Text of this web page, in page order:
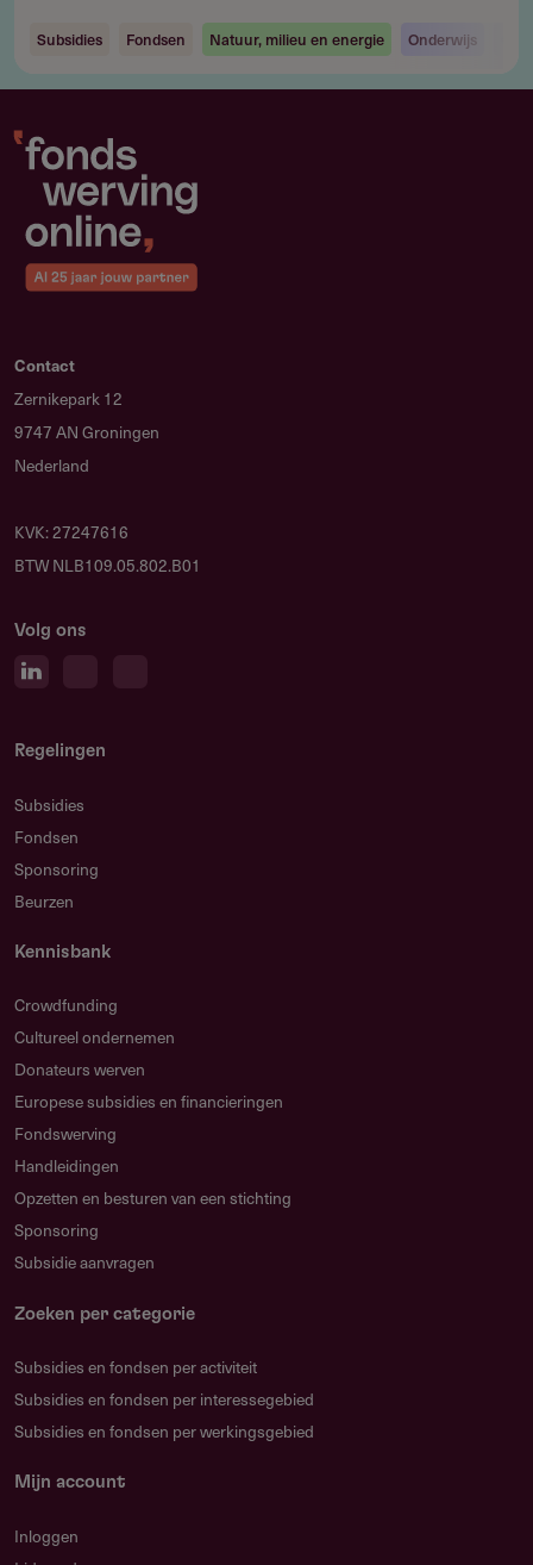
Subsidies Fondsen Natuur, milieu en energie Onderwijs
Contact
Zernikepark 12
9747 AN Groningen
Nederland
KVK: 27247616
BTW NLB109.05.802.B01
Volg ons
Regelingen
Subsidies
Fondsen
Sponsoring
Beurzen
Kennisbank
Crowdfunding
Cultureel ondernemen
Donateurs werven
Europese subsidies en financieringen
Fondswerving
Handleidingen
Opzetten en besturen van een stichting
Sponsoring
Subsidie aanvragen
Zoeken per categorie
Subsidies en fondsen per activiteit
Subsidies en fondsen per interessegebied
Subsidies en fondsen per werkingsgebied
Mijn account
Inloggen